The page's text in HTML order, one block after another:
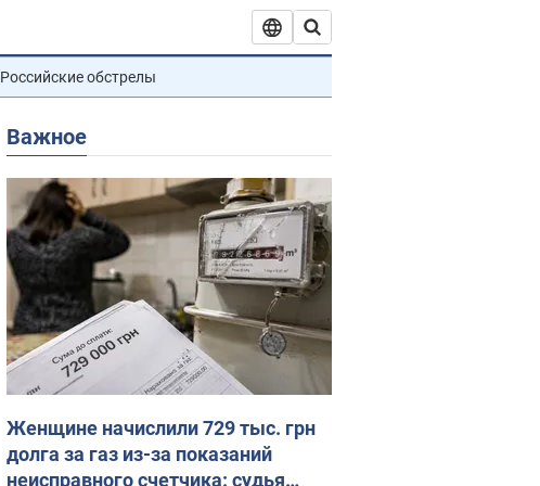
Российские обстрелы
Важное
Женщине начислили 729 тыс. грн
долга за газ из-за показаний
неисправного счетчика: судья